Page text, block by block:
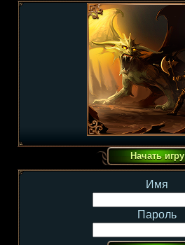
Имя
Пароль